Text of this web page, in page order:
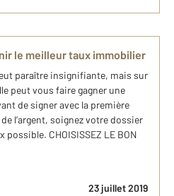
le meilleur taux immobilier
paraître insignifiante, mais sur
peut vous faire gagner une
de signer avec la première
l’argent, soignez votre dossier
CHOISISSEZ LE BON
23 juillet 2019